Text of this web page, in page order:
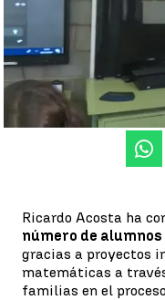
Gracia López
Publicado:07
Ricardo Acosta ha
número de
gracias a proyectos
matemáticas a
familias en el